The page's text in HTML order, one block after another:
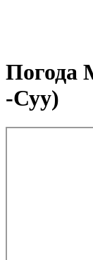
Погода
-Суу)